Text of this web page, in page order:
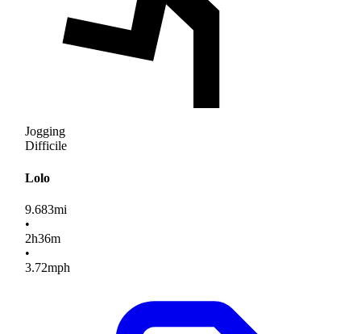
Jogging
Difficile
Lolo
9.683mi
•
2h36m
•
3.72mph